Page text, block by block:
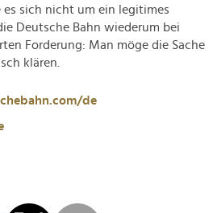
es sich nicht um ein legitimes
Deutsche Bahn wiederum bei
Forderung: Man möge die Sache
klären.
de